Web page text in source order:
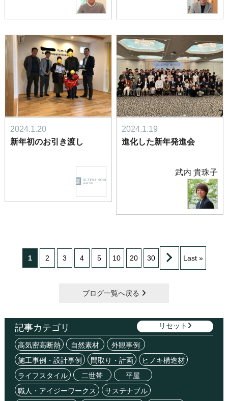
2024.1.20
新年初のお引き渡し
2024.1.19
進化した新年発進会
武内 貴珠子
1 2 3 4 5 10 20 30 Last »
ブログ一覧へ戻る
記事カテゴリ リセット
高気密高断熱 自然素材
外観事例
施工事例・設計事例
間取り・計画
ヒノキ構造材
ライフスタイル
二世帯
平屋
職人・アイジーワークス
サステナブル